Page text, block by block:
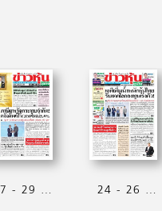
27 - 29 กรกฎาคม 2569 24 - 26 กรกฎาคม 2569